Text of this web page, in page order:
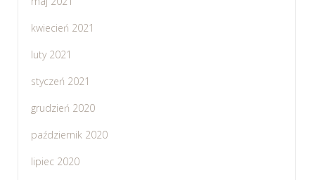
kwiecień 2021
luty 2021
styczeń 2021
grudzień 2020
październik 2020
lipiec 2020